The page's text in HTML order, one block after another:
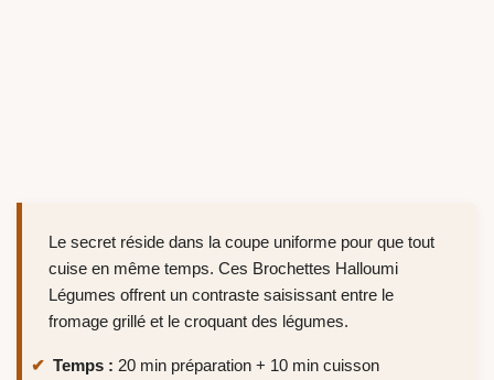
Le secret réside dans la coupe uniforme pour que tout
cuise en même temps. Ces Brochettes Halloumi
Légumes offrent un contraste saisissant entre le
fromage grillé et le croquant des légumes.
Temps : 20 min préparation + 10 min cuisson